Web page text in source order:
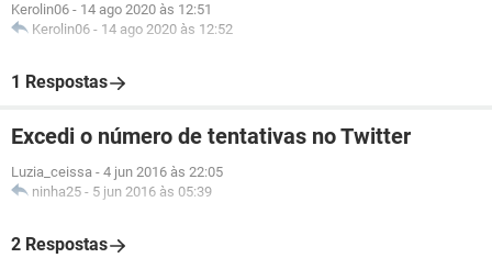
Kerolin06 - 14 ago 2020 às 12:51
Kerolin06 - 14 ago 2020 às 12:52
1 Respostas
Excedi o número de tentativas no Twitter
Luzia_ceissa - 4 jun 2016 às 22:05
ninha25 - 5 jun 2016 às 05:39
2 Respostas